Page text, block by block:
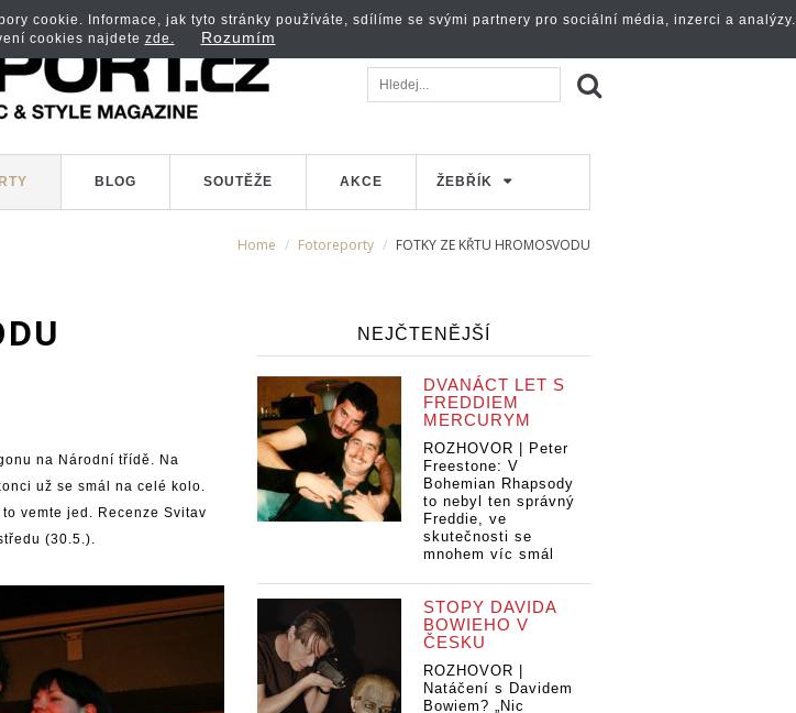
BLOG SOUTĚŽE AKCE ŽEBŘÍK
Home Fotoreporty FOTKY ZE KŘTU HROMOSVODU
na Národní třídě. Na
už se smál na celé kolo.
vemte jed. Recenze Svitav
(30.5.).
NEJČTENĚJŠÍ
DVANÁCT LET S
FREDDIEM
MERCURYM
ROZHOVOR | Peter
Freestone: V
Bohemian Rhapsody
to nebyl ten správný
Freddie, ve
skutečnosti se
mnohem víc smál
STOPY DAVIDA
BOWIEHO V
ČESKU
ROZHOVOR |
Natáčení s Davidem
Bowiem? „Nic
cookie. Informace, jak tyto stránky používáte, sdílíme se svými partnery pro sociální média, inzerci a analýzy.
cookies najdete zde. Rozumím